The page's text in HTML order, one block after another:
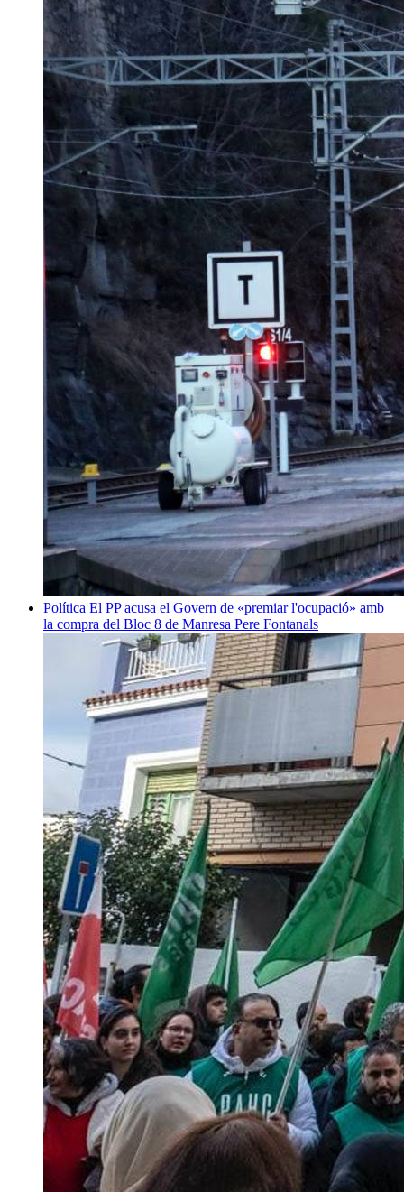
Política El PP acusa el Govern de «premiar l'ocupació» amb
la compra del Bloc 8 de Manresa Pere Fontanals